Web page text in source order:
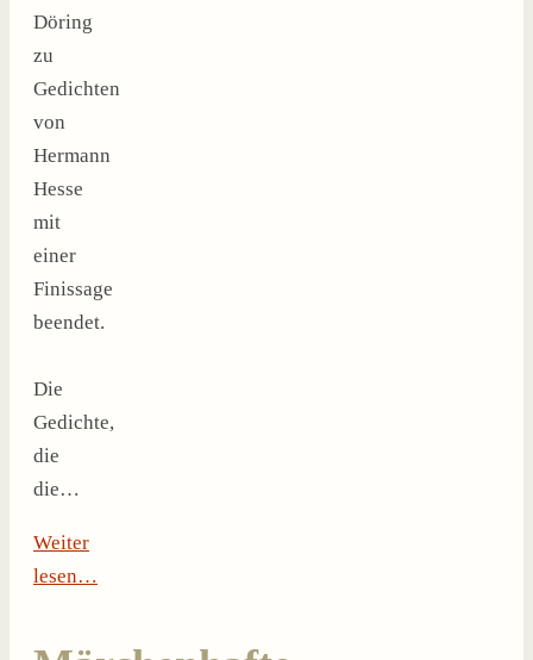
Döring
zu
Gedichten
von
Hermann
Hesse
mit
einer
Finissage
beendet.
Die
Gedichte,
die
die…
Weiter
lesen…